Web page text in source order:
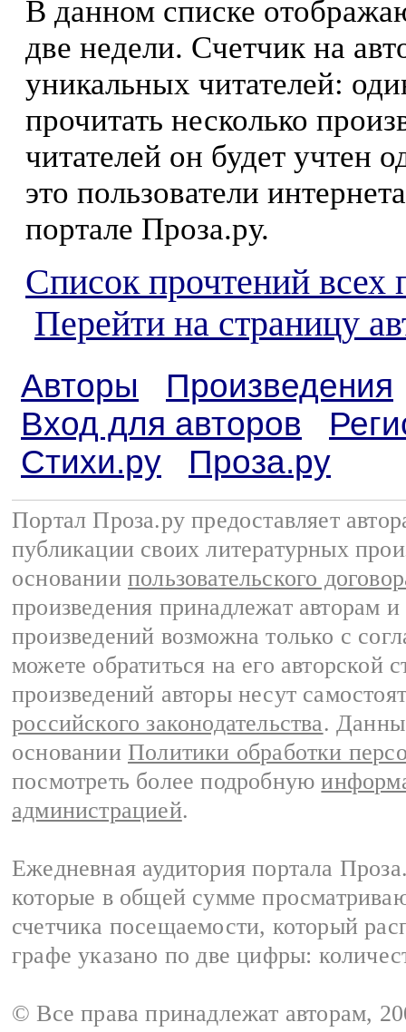
В данном списке
две недели. Счетчик на
уникальных читателей:
прочитать несколько
читателей он будет учтен
это пользователи
портале Проза.ру.
Список прочтений всех
Перейти на страницу
Авторы
Произведения
Вход для авторов
Стихи.ру
Проза.ру
Портал Проза.ру предоставляет
публикации своих литературных
основании пользовательского
произведения принадлежат авторам
произведений возможна только с
можете обратиться на его авторской
произведений авторы несут
российского законодательства.
основании Политики обработки
посмотреть более подробную
администрацией.
Ежедневная аудитория портала
которые в общей сумме
счетчика посещаемости, который
графе указано по две цифры:
© Все права принадлежат авторам,